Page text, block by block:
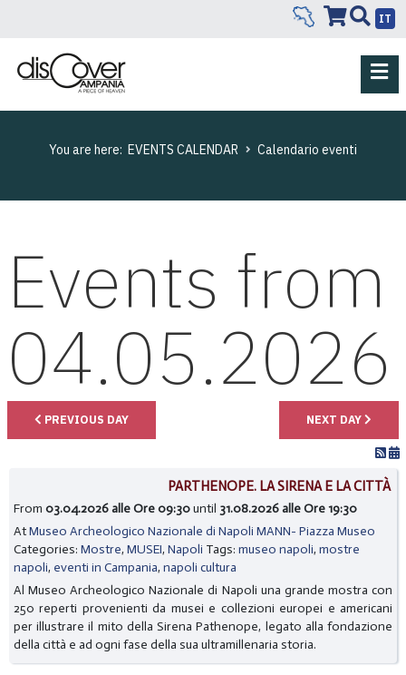
IT
You are here: EVENTS CALENDAR Calendario eventi
Events from
04.05.2026
PREVIOUS DAY NEXT DAY
PARTHENOPE. LA SIRENA E LA CITTÀ
From03.04.2026 alle Ore 09:30until 31.08.2026 alle Ore 19:30
AtMuseo Archeologico Nazionale di Napoli MANN- Piazza Museo
Categories:Mostre,MUSEI,Napoli Tags:museo napoli,mostre
napoli, eventi in Campania,napoli cultura
Al Museo Archeologico Nazionale di Napoli una grande mostra con
250 reperti provenienti da musei e collezioni europei e americani
per illustrare il mito della Sirena Pathenope, legato alla fondazione
della città e ad ogni fase della sua ultramillenaria storia.